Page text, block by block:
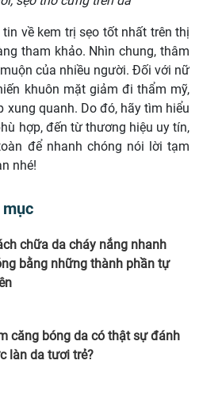
về kem trị sẹo tốt nhất trên thị
tham khảo. Nhìn chung, thâm
của nhiều người. Đối với nữ
khuôn mặt giảm đi thẩm mỹ,
quanh. Do đó, hãy tìm hiểu
hợp, đến từ thương hiệu uy tín,
để nhanh chóng nói lời tạm
nhé!
chữa da cháy nắng nhanh
bằng những thành phần tự
căng bóng da có thật sự đánh
làn da tươi trẻ?